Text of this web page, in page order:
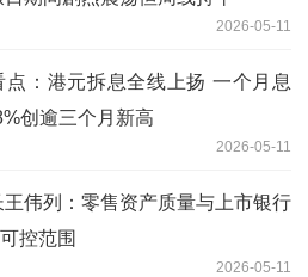
2026-05-11
点：港元拆息全线上扬 一个月息
创逾三个月新高
2026-05-11
伟列：零售资产质量与上市银行
控范围
2026-05-11